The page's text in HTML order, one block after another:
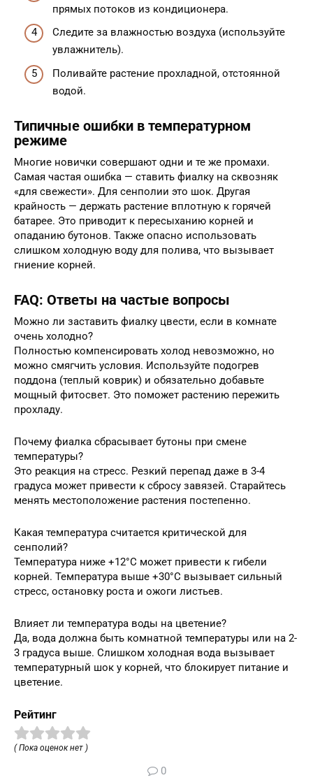
прямых потоков из кондиционера.
Следите за влажностью воздуха (используйте
увлажнитель).
Поливайте растение прохладной, отстоянной
водой.
Типичные ошибки в температурном
режиме
Многие новички совершают одни и те же промахи.
Самая частая ошибка — ставить фиалку на сквозняк
«для свежести». Для сенполии это шок. Другая
крайность — держать растение вплотную к горячей
батарее. Это приводит к пересыханию корней и
опаданию бутонов. Также опасно использовать
слишком холодную воду для полива, что вызывает
гниение корней.
FAQ: Ответы на частые вопросы
Можно ли заставить фиалку цвести, если в комнате
очень холодно?
Полностью компенсировать холод невозможно, но
можно смягчить условия. Используйте подогрев
поддона (теплый коврик) и обязательно добавьте
мощный фитосвет. Это поможет растению пережить
прохладу.
Почему фиалка сбрасывает бутоны при смене
температуры?
Это реакция на стресс. Резкий перепад даже в 3-4
градуса может привести к сбросу завязей. Старайтесь
менять местоположение растения постепенно.
Какая температура считается критической для
сенполий?
Температура ниже +12°C может привести к гибели
корней. Температура выше +30°C вызывает сильный
стресс, остановку роста и ожоги листьев.
Влияет ли температура воды на цветение?
Да, вода должна быть комнатной температуры или на 2-
3 градуса выше. Слишком холодная вода вызывает
температурный шок у корней, что блокирует питание и
цветение.
Рейтинг
( Пока оценок нет )
0